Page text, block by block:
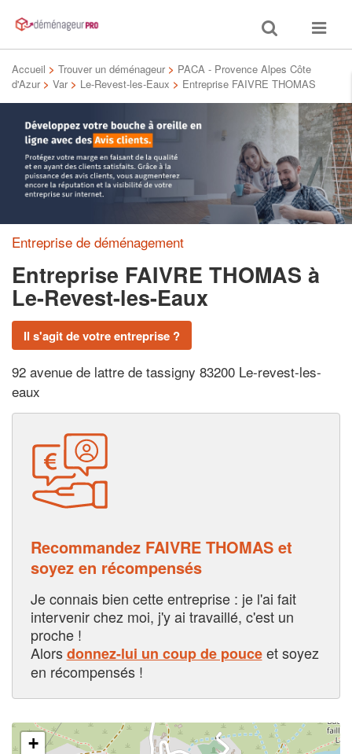
Toggle
search
Toggle
Accueil > Trouver un déménageur > PACA - Provence Alpes Côte
d'Azur > Var > Le-Revest-les-Eaux > Entreprise FAIVRE THOMAS
Entreprise de déménagement
Entreprise FAIVRE THOMAS à
Le-Revest-les-Eaux
Il s'agit de votre entreprise ?
92 avenue de lattre de tassigny 83200 Le-revest-les-
eaux
Recommandez FAIVRE THOMAS et
soyez en récompensés
Je connais bien cette entreprise : je l'ai fait
intervenir chez moi, j'y ai travaillé, c'est un
proche !
Alorsdonnez-lui un coup de pouceet soyez
en récompensés !
+